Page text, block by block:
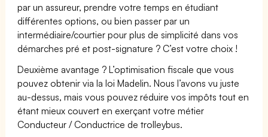
par un assureur, prendre votre temps en étudiant
différentes options, ou bien passer par un
intermédiaire/courtier pour plus de simplicité dans vos
démarches pré et post-signature ? C’est votre choix !
Deuxième avantage ? L’optimisation fiscale que vous
pouvez obtenir via la loi Madelin. Nous l’avons vu juste
au-dessus, mais vous pouvez réduire vos impôts tout en
étant mieux couvert en exerçant votre métier
Conducteur / Conductrice de trolleybus.